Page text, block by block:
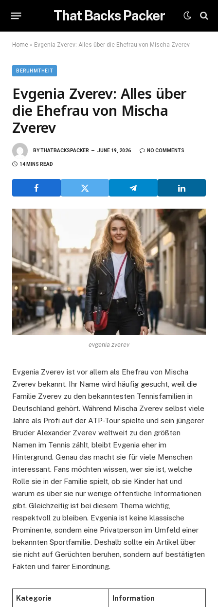
That Backs Packer
Home » Evgenia Zverev: Alles über die Ehefrau von Mischa Zverev
BERUHMTHEIT
Evgenia Zverev: Alles über
die Ehefrau von Mischa
Zverev
BYTHATBACKSPACKER JUNE 19, 2026 NO COMMENTS
14 MINS READ
evgenia zverev
Evgenia Zverev ist vor allem als Ehefrau von Mischa
Zverev bekannt. Ihr Name wird häufig gesucht, weil die
Familie Zverev zu den bekanntesten Tennisfamilien in
Deutschland gehört. Während Mischa Zverev selbst viele
Jahre als Profi auf der ATP-Tour spielte und sein jüngerer
Bruder Alexander Zverev weltweit zu den größten
Namen im Tennis zählt, bleibt Evgenia eher im
Hintergrund. Genau das macht sie für viele Menschen
interessant. Fans möchten wissen, wer sie ist, welche
Rolle sie in der Familie spielt, ob sie Kinder hat und
warum es über sie nur wenige öffentliche Informationen
gibt. Gleichzeitig ist bei diesem Thema wichtig,
respektvoll zu bleiben. Evgenia ist keine klassische
Prominente, sondern eine Privatperson im Umfeld einer
bekannten Sportfamilie. Deshalb sollte ein Artikel über
sie nicht auf Gerüchten beruhen, sondern auf bestätigten
Fakten und fairer Einordnung.
Kategorie Information